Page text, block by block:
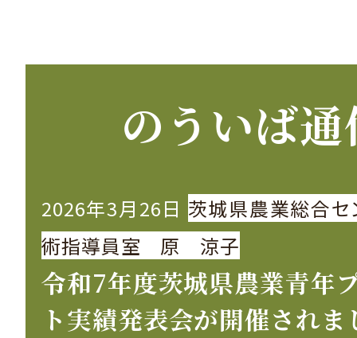
のういば
2026年3月26日 茨城県農業総合セ
術指導員室 原 涼子
令和7年度茨城県農業青年
ト実績発表会が開催されま